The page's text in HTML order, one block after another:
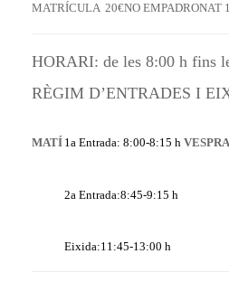
MATRÍCULA 20€NO EMPADRONAT
HORARI: de les 8:00 h fins
RÈGIM D’ENTRADES I
MATÍ 1a Entrada: 8:00-8:15 h
2a Entrada:8:45-9:15 h
Eixida:11:45-13:00 h